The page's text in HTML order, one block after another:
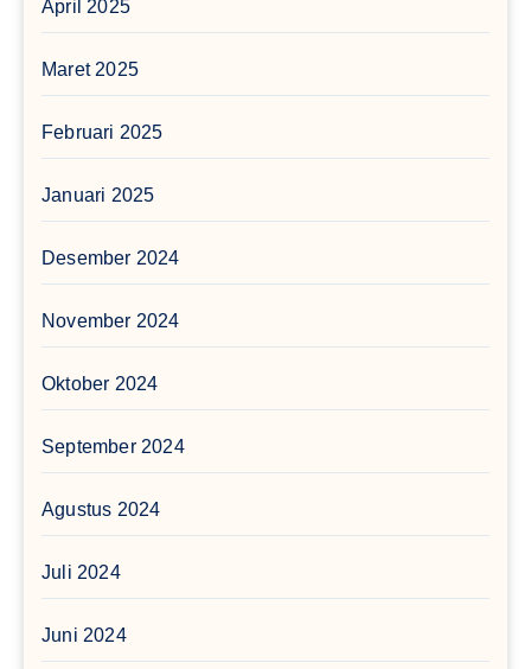
April 2025
Maret 2025
Februari 2025
Januari 2025
Desember 2024
November 2024
Oktober 2024
September 2024
Agustus 2024
Juli 2024
Juni 2024